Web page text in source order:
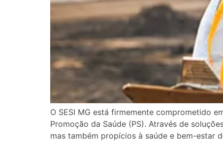
O SESI MG está firmemente comprometido
Promoção da Saúde (PS). Através de
mas também propícios à saúde e bem-estar